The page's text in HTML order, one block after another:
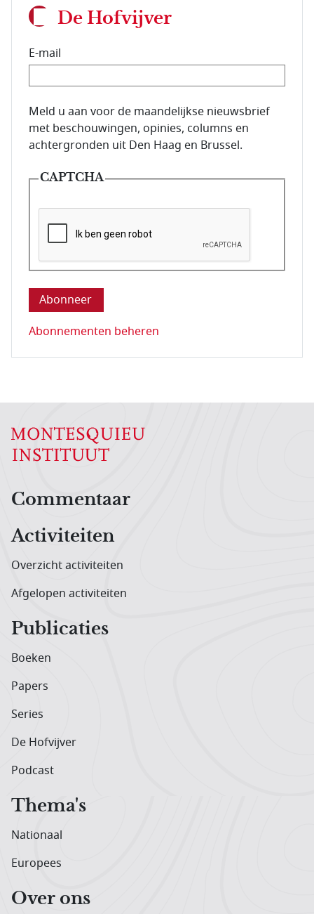
De Hofvijver
E-mail
E-mailadres van de abonnee.
Meld u aan voor de maandelijkse nieuwsbrief
met beschouwingen, opinies, columns en
achtergronden uit Den Haag en Brussel.
CAPTCHA
Deze vraag is om te controleren dat u een mens
Abonnementen beheren
Hoofdnavigatiemenu
Commentaar
Activiteiten
Overzicht activiteiten
Afgelopen activiteiten
Publicaties
Boeken
Papers
Series
De Hofvijver
Podcast
Thema's
Nationaal
Europees
Over ons